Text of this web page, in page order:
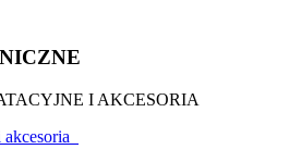
I AKCESORIA
akcesoria